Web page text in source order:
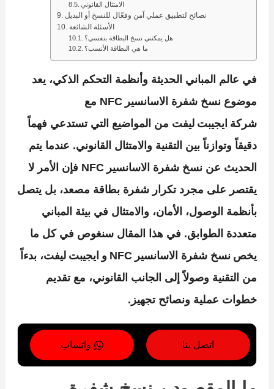
الامتثال القانوني
نصائح لتطبيق عملي آمن وفعّال للنسخ أو البديل
الأسئلة الشائعة
هل يمكنني نسخ البطاقة بنفسي؟
ما هي البطاقة الأنسب؟
في عالم المباني الحديثة وأنظمة التحكم الذكي، يعد
موضوع نسخ شفرة الاسانسير NFC
مع
شركة ايجيبت ليفت من المواضيع التي تستدعي فهماً
دقيقاً وتوازناً بين التقنية والامتثال القانوني. عندما يتم
الحديث عن نسخ شفرة الاسانسير NFC
فإن الأمر لا
يقتصر على مجرد تكرار شفرة بطاقة مصعد، بل يتصل
بأنظمة الوصول، الأمان، والامتثال في بيئة المباني
متعددة الطوابق. في هذا المقال سنغوص في كل ما
يخص نسخ شفرة الاسانسير NFC
و ايجيبت ليفت، بدءاً
من التقنية وصولاً إلى الجانب القانوني، مع تقديم
خطوات عملية ونصائح تجهيز.
اتصل بنا واتساب